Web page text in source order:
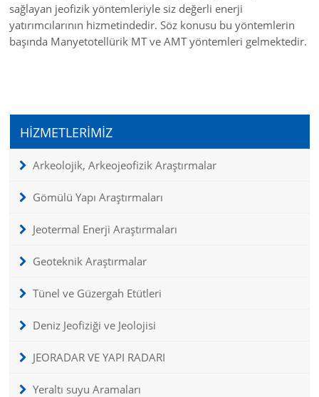
sağlayan jeofizik yöntemleriyle siz değerli enerji
yatırımcılarının hizmetindedir. Söz konusu bu yöntemlerin
başında Manyetotellürik MT ve AMT yöntemleri gelmektedir.
HİZMETLERİMİZ
Arkeolojik, Arkeojeofizik Araştırmalar
Gömülü Yapı Araştırmaları
Jeotermal Enerji Araştırmaları
Geoteknik Araştırmalar
Tünel ve Güzergah Etütleri
Deniz Jeofiziği ve Jeolojisi
JEORADAR VE YAPI RADARI
Yeraltı suyu Aramaları